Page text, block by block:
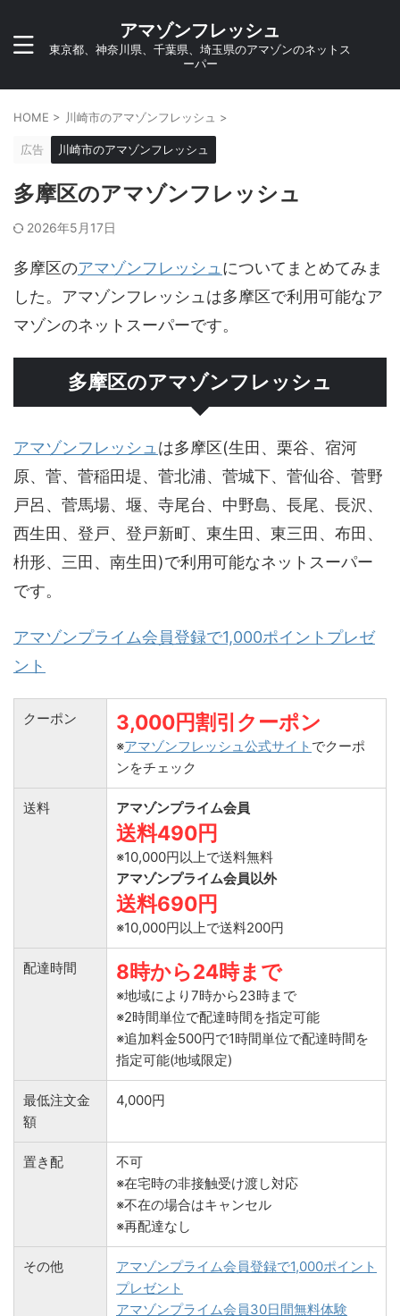
アマゾンフレッシュ
東京都、神奈川県、千葉県、埼玉県のアマゾンのネットス
ーパー
HOME > 川崎市のアマゾンフレッシュ >
広告 川崎市のアマゾンフレッシュ
多摩区のアマゾンフレッシュ
2026年5月17日
多摩区のアマゾンフレッシュ についてまとめてみま
した。アマゾンフレッシュは多摩区で利用可能なア
マゾンのネットスーパーです。
多摩区のアマゾンフレッシュ
アマゾンフレッシュ は多摩区(生田、栗谷、宿河
原、菅、菅稲田堤、菅北浦、菅城下、菅仙谷、菅野
戸呂、菅馬場、堰、寺尾台、中野島、長尾、長沢、
西生田、登戸、登戸新町、東生田、東三田、布田、
枡形、三田、南生田)で利用可能なネットスーパー
です。
アマゾンプライム会員登録で1,000ポイントプレゼ
ント
クーポン 3,000円割引クーポン
※アマゾンフレッシュ公式サイト でクーポ
ンをチェック
送料 アマゾンプライム会員
送料490円
※10,000円以上で送料無料
アマゾンプライム会員以外
送料690円
※10,000円以上で送料200円
配達時間 8時から24時まで
※地域により7時から23時まで
※2時間単位で配達時間を指定可能
※追加料金500円で1時間単位で配達時間を
指定可能(地域限定)
最低注文金
額
4,000円
置き配
不可
※在宅時の非接触受け渡し対応
※不在の場合はキャンセル
※再配達なし
その他
アマゾンプライム会員登録で1,000ポイント
プレゼント
アマゾンプライム会員30日間無料体験